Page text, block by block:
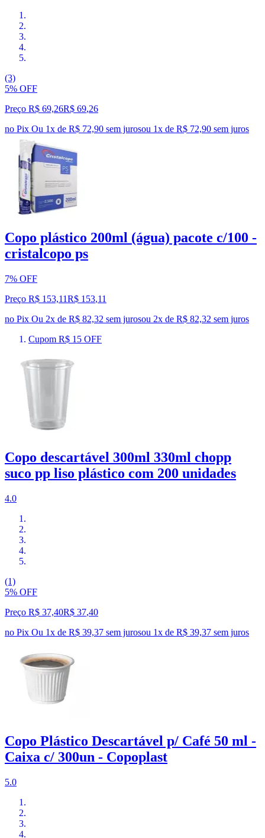
(3)
5% OFF
Preço R$ 69,26R$ 69,26
no Pix Ou 1x de R$ 72,90 sem jurosou 1x de R$ 72,90 sem juros
Copo plástico 200ml (água) pacote c/100 -
cristalcopo ps
7% OFF
Preço R$ 153,11R$ 153,11
no Pix Ou 2x de R$ 82,32 sem jurosou 2x de R$ 82,32 sem juros
Cupom R$ 15 OFF
Copo descartável 300ml 330ml chopp
suco pp liso plástico com 200 unidades
4.0
(1)
5% OFF
Preço R$ 37,40R$ 37,40
no Pix Ou 1x de R$ 39,37 sem jurosou 1x de R$ 39,37 sem juros
Copo Plástico Descartável p/ Café 50 ml -
Caixa c/ 300un - Copoplast
5.0